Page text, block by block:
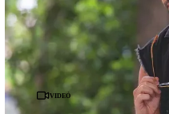
Videó